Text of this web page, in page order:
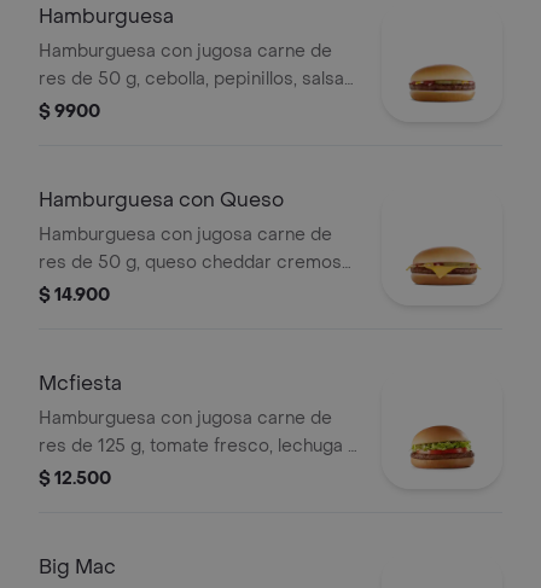
Hamburguesa
Hamburguesa con jugosa carne de
res de 50 g, cebolla, pepinillos, salsa
de tomate y mostaza, en pan suave
$ 9900
Hamburguesa con Queso
Hamburguesa con jugosa carne de
res de 50 g, queso cheddar cremoso,
cebolla, pepinillos, salsa de tomate y
$ 14.900
Mcfiesta
Hamburguesa con jugosa carne de
res de 125 g, tomate fresco, lechuga y
salsa de tomate, en pan suave sin
$ 12.500
Big Mac